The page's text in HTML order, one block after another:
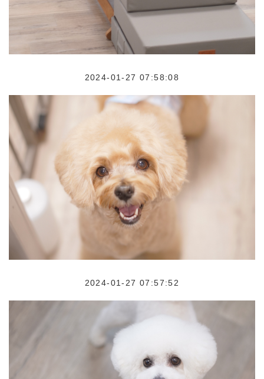
2024-01-27 07:58:08
2024-01-27 07:57:52